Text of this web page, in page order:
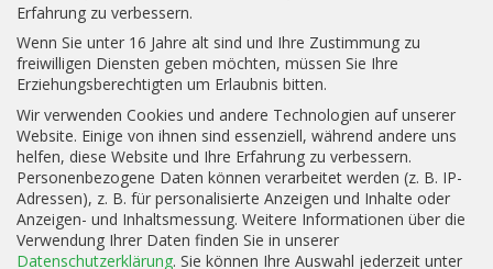
Erfahrung zu verbessern.
Wenn Sie unter 16 Jahre alt sind und Ihre Zustimmung zu
freiwilligen Diensten geben möchten, müssen Sie Ihre
Erziehungsberechtigten um Erlaubnis bitten.
Wir verwenden Cookies und andere Technologien auf unserer
Website. Einige von ihnen sind essenziell, während andere uns
helfen, diese Website und Ihre Erfahrung zu verbessern.
Personenbezogene Daten können verarbeitet werden (z. B. IP-
Adressen), z. B. für personalisierte Anzeigen und Inhalte oder
Anzeigen- und Inhaltsmessung. Weitere Informationen über die
Verwendung Ihrer Daten finden Sie in unserer
Datenschutzerklärung. Sie können Ihre Auswahl jederzeit unter